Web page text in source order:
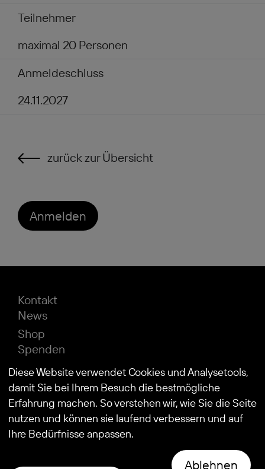
Teilnehmer
maximal 20 Personen
Anmeldeschluss
24.11.2027
zurück zur Übersicht
Anmelden
© 2026Stiftung Kind und Autismus
Kontakt
News
Shop
Spenden
Impressum
Datenschutz
Diese Website verwendet Cookies und Analysetools,
damit Sie bei Ihrem Besuch die bestmögliche
Erfahrung machen. So verstehen wir, wie Sie die Seite
nutzen und können sie laufend verbessern und auf
Ihre Bedürfnisse anpassen.
Ablehnen